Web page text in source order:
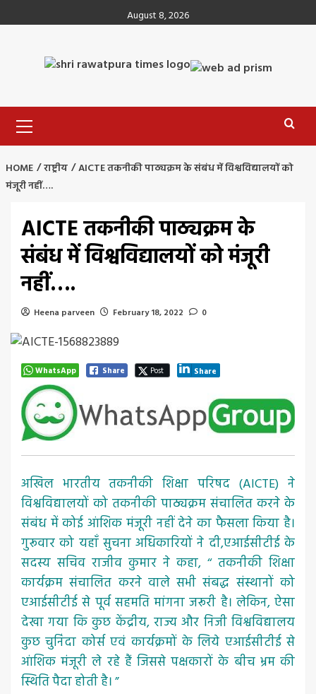
to
August 8, 2026
Menu
HOME राष्ट्रीय
AICTE तकनीकी पाठ्यक्रम के संबंध में विश्वविद्यालयों को
मंजूरी नहीं….
AICTE तकनीकी पाठ्यक्रम के
संबंध में विश्वविद्यालयों को मंजूरी
नहीं….
Heena parveen February 18, 2022 0
WhatsApp Share Post Share
अखिल भारतीय तकनीकी शिक्षा परिषद (AICTE) ने
विश्वविद्यालयों को तकनीकी पाठ्यक्रम संचालित करने के
संबंध में कोई आंशिक मंजूरी नहीं देने का फैसला किया है।
गुरूवार को यहाँ सुचना अधिकारियों ने दी,एआईसीटीई के
सदस्य सचिव राजीव कुमार ने कहा, ‘‘ तकनीकी शिक्षा
कार्यक्रम संचालित करने वाले सभी संबद्ध संस्थानों को
एआईसीटीई से पूर्व सहमति मांगना जरूरी है। लेकिन, ऐसा
देखा गया कि कुछ केंद्रीय, राज्य और निजी विश्वविद्यालय
कुछ चुनिंदा कोर्स एवं कार्यक्रमों के लिये एआईसीटीई से
आंशिक मंजूरी ले रहे हैं जिससे पक्षकारों के बीच भ्रम की
स्थिति पैदा होती है। ”